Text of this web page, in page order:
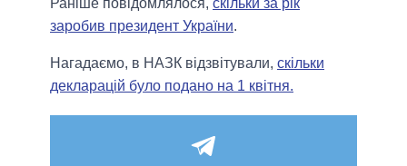
Раніше повідомлялося, скільки за рік
заробив президент України.
Нагадаємо, в НАЗК відзвітували, скільки
декларацій було подано на 1 квітня.